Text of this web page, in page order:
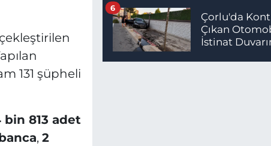
131 şüpheli
bin 813 adet
, 2
Yakalandı
Çorlu'da
Çıkan
İstinat
6